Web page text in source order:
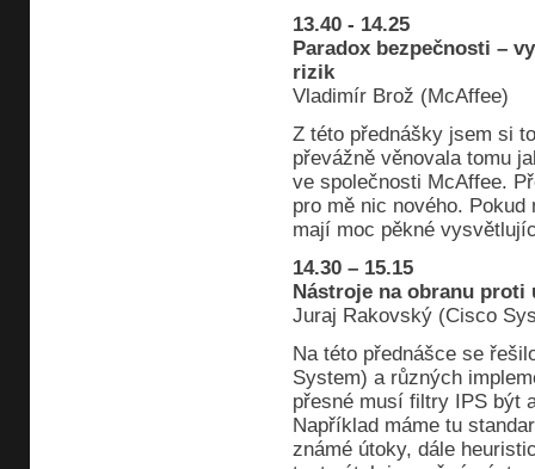
13.40 - 14.25
Paradox bezpečnosti –
rizik
Vladimír Brož (McAffee)
Z této přednášky jsem si
převážně věnovala tomu
ve společnosti McAffee.
pro mě nic nového.
mají moc pěkné
14.30 – 15.15
Nástroje na obranu proti
Juraj Rakovský (Cisco
Na této přednášce se
System) a různých
přesné musí filtry IPS být
Například máme tu
známé útoky, dále